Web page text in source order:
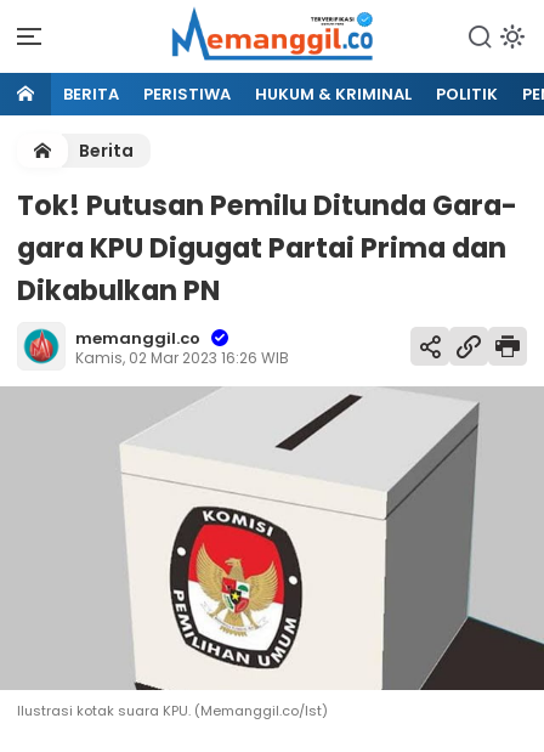
BERITA PERISTIWA HUKUM & KRIMINAL POLITIK
Berita
Tok! Putusan Pemilu Ditunda Gara-
gara KPU Digugat Partai Prima dan
Dikabulkan PN
memanggil.co
Kamis, 02 Mar 2023 16:26 WIB
Ilustrasi kotak suara KPU. (Memanggil.co/Ist)